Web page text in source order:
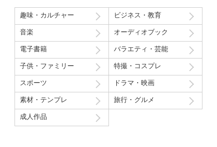
価格の安い順
価格の高い順
月間ランキング
年間ランキング
趣味・カルチャー ビジネス・教育
音楽 オーディオブック
電子書籍 バラエティ・芸能
子供・ファミリー 特撮・コスプレ
スポーツ ドラマ・映画
素材・テンプレ 旅行・グルメ
成人作品